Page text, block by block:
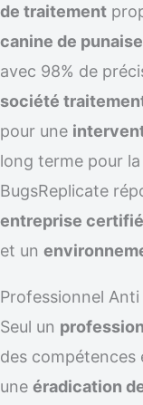
de traitement
canine de
avec 98% de
société
pour une
long terme pour la
BugsReplicate
entreprise
et un
Professionnel Anti
Seul un
des compétences
une éradication